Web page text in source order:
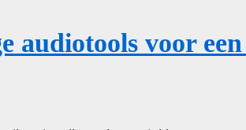
audiotools voor